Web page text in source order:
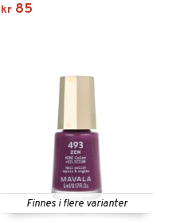
kr 85
Finnes i flere varianter